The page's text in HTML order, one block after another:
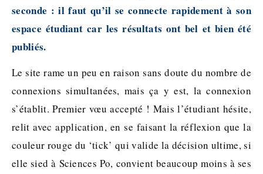
seconde : il faut qu’il se connecte rapidement à son
espace étudiant car les résultats ont bel et bien été
publiés.
Le site rame un peu en raison sans doute du nombre de
connexions simultanées, mais ça y est, la connexion
s’établit. Premier vœu accepté ! Mais l’étudiant hésite,
relit avec application, en se faisant la réflexion que la
couleur rouge du ‘tick’ qui valide la décision ultime, si
elle sied à Sciences Po, convient beaucoup moins à ses